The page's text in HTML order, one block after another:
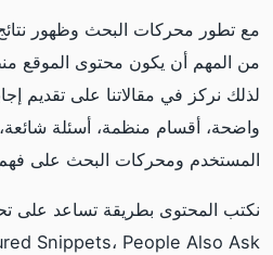
مع تطور محركات البحث وظهور
من المهم أن يكون محتوى الموقع
لذلك نركز في مقالاتنا على تقديم
واضحة، أقسام منظمة، أسئلة
المستخدم ومحركات البحث على
نكتب المحتوى بطريقة تساعد على